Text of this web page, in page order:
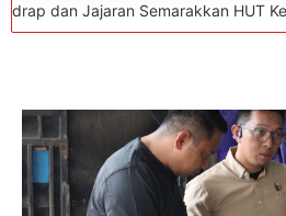
Semarakkan HUT Ke-81 RI